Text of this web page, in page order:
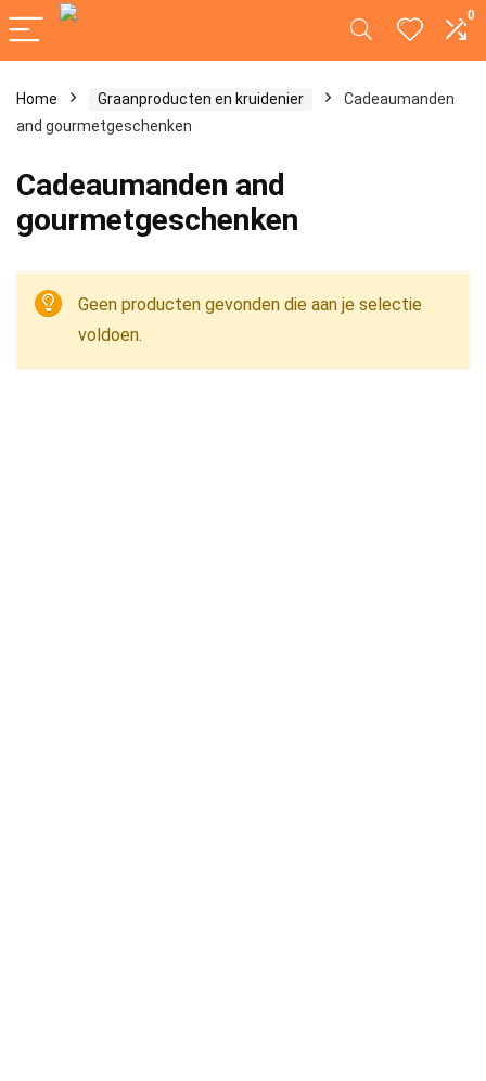
0
Home Graanproducten en kruidenier
Cadeaumanden
and gourmetgeschenken
Cadeaumanden and
gourmetgeschenken
Geen producten gevonden die aan je selectie
voldoen.